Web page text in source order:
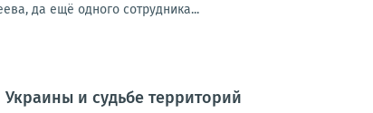
да ещё одного сотрудника...
и судьбе территорий